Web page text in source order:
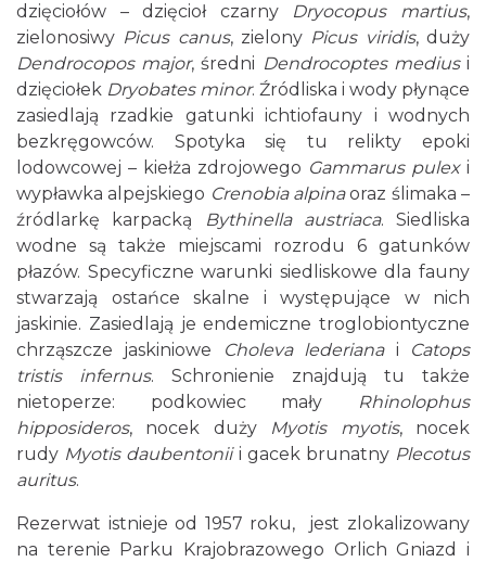
dzięciołów – dzięcioł czarny Dryocopus martius,
zielonosiwy Picus canus, zielony Picus viridis, duży
Dendrocopos major, średni Dendrocoptes mediusi
dzięciołek Dryobates minor. Źródliska i wody płynące
zasiedlają rzadkie gatunki ichtiofauny i wodnych
bezkręgowców. Spotyka się tu relikty epoki
lodowcowej – kiełża zdrojowego Gammarus pulexi
wypławka alpejskiego Crenobia alpinaoraz ślimaka –
źródlarkę karpacką
Bythinella austriaca. Siedliska
wodne są także miejscami rozrodu 6 gatunków
płazów. Specyficzne warunki siedliskowe dla fauny
stwarzają ostańce skalne i występujące w nich
jaskinie. Zasiedlają je endemiczne troglobiontyczne
chrząszcze jaskiniowe
Choleva lederianai
Catops
tristis infernus. Schronienie znajdują tu także
nietoperze: podkowiec mały
Rhinolophus
hipposideros, nocek duży Myotis myotis, nocek
rudy Myotis daubentoniii gacek brunatny Plecotus
auritus.
Rezerwat istnieje od 1957 roku, jest zlokalizowany
na terenie Parku Krajobrazowego Orlich Gniazd i